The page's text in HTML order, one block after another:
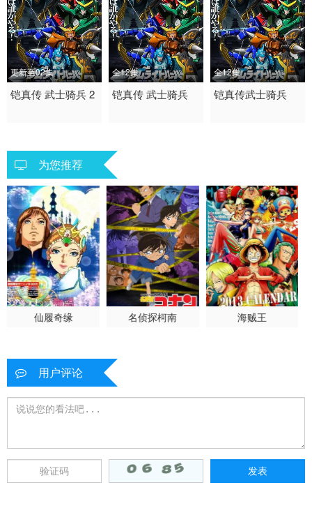
更新至02集
2026 / 日本 / 日语
铠真传 武士骑兵 2
全12集
2026 / 日本 / 日语
铠真传 武士骑兵
全12集
2026 / 日本 / 日语
铠真传武士骑兵
为您推荐
仙履奇缘 名侦探柯南 海贼王
用户评论